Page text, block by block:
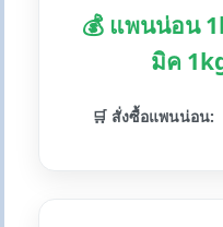
💰 แพนน่อน
มิค
🛒 สั่งซื้อแพนน่อน: